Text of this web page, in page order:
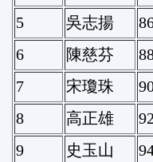
5
吳志揚
6
陳慈芬
7
宋瓊珠
8
高正雄
9
史玉山